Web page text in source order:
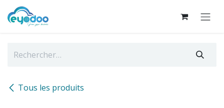
Se rendre au contenu
Tous les produits